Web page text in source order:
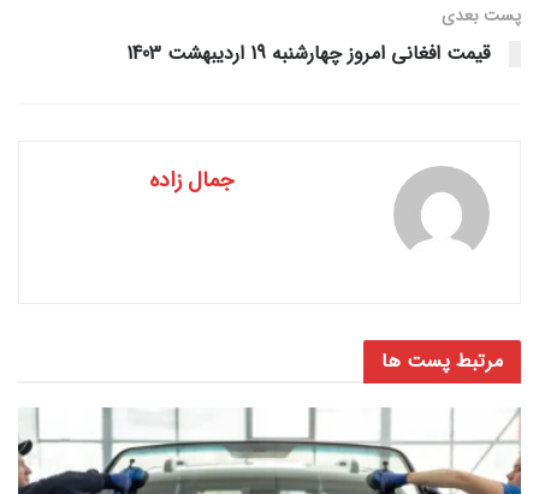
پست‌ بعدی
قیمت افغانی امروز چهارشنبه 19 اردیبهشت 1403
جمال زاده
مرتبط پست ها